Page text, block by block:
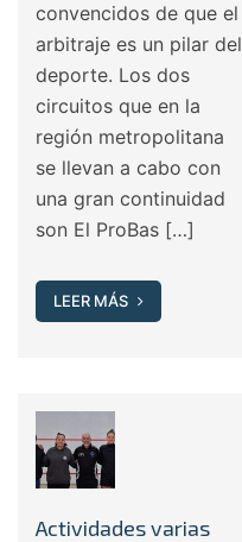
convencidos de que el
arbitraje es un pilar del
deporte. Los dos
circuitos que en la
región metropolitana
se llevan a cabo con
una gran continuidad
son El ProBas […]
LEER MÁS
Actividades varias